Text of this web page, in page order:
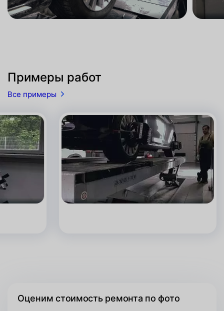
Примеры работ
Все примеры
Оценим стоимость ремонта по фото